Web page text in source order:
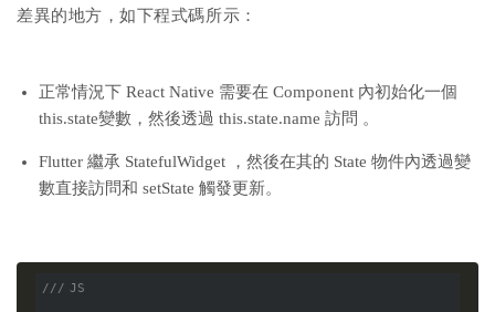
差異的地方，如下程式碼所示：
正常情況下 React Native 需要在 Component 內初始化一個
this.state變數，然後透過 this.state.name 訪問 。
Flutter 繼承 StatefulWidget ，然後在其的 State 物件內透過變
數直接訪問和 setState 觸發更新。
/// JS